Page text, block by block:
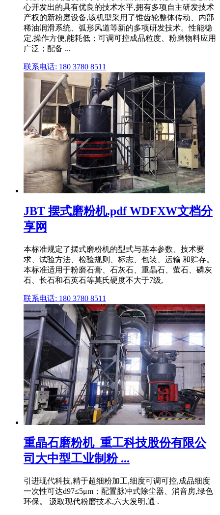
心开发出的具有优良的技术水平,拥有多项自主研发技术
产权的新粉磨设备,该机型采用了锥齿轮整体传动、内部
稀油润滑系统、弧形风道等新的多项研发技术。性能稳
定,操作方便,能耗低；可调可控成品粒度、粉磨物料应用
广泛；配备 ...
联系电话: 180 3780 8511
JBT 摆式磨粉机.pdf WDFXW文档分
享网
本标准规定了摆式磨粉机的型式与基本参数、技术要
求、试验方法、检验规则、标志、包装、运输 和贮存。
本标准适用于粉磨石膏、石灰石、重晶石、萤石、磷灰
石、长石和石英石等莫氏硬度不大于7级,
联系电话: 180 3780 8511
重晶石磨粉机_重工科技股份有限公
司大中型工业制粉 ...
引进现代科技,精于超细粉加工,细度可调可控,成品细度
一次性可达d97≤5μm；配置脉冲式除尘器、消音房,绿色
环保。 汲取现代粉磨技术,六大发明,通 .